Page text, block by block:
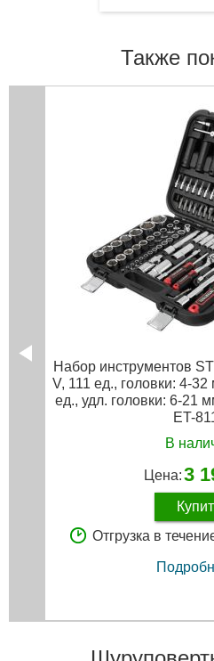
Также
Набор инструментов
V, 111 ед., головки: 4-
ед., удл. головки: 6-21
ET-
В
Цена:3
Отгрузка в